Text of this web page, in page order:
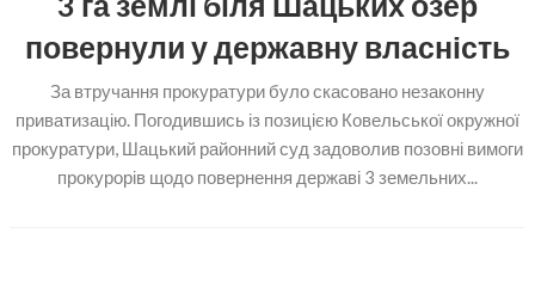
повернули у державну власність
За втручання прокуратури було скасовано незаконну
приватизацію. Погодившись із позицією Ковельської окружної
прокуратури, Шацький районний суд задоволив позовні вимоги
прокурорів щодо повернення державі 3 земельних...